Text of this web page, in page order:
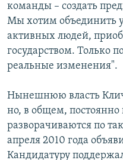
команды – создать
Мы хотим объединить
активных людей,
государством. Только
реальные изменения".
Нынешнюю власть
но, в общем, постоянно
разворачиваются по
апреля 2010 года
Кандидатуру